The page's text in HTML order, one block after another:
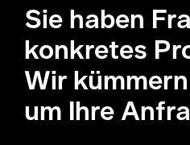
Sie haben
konkretes
Wir
um Ihre